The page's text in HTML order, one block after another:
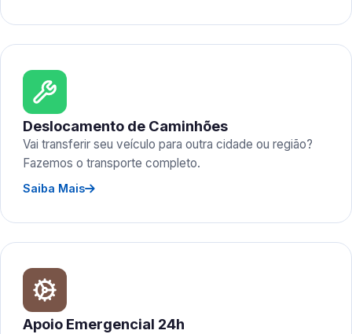
Deslocamento de Caminhões
Vai transferir seu veículo para outra cidade ou região?
Fazemos o transporte completo.
Saiba Mais
Apoio Emergencial 24h